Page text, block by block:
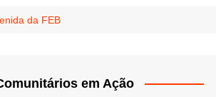
da FEB
em Ação